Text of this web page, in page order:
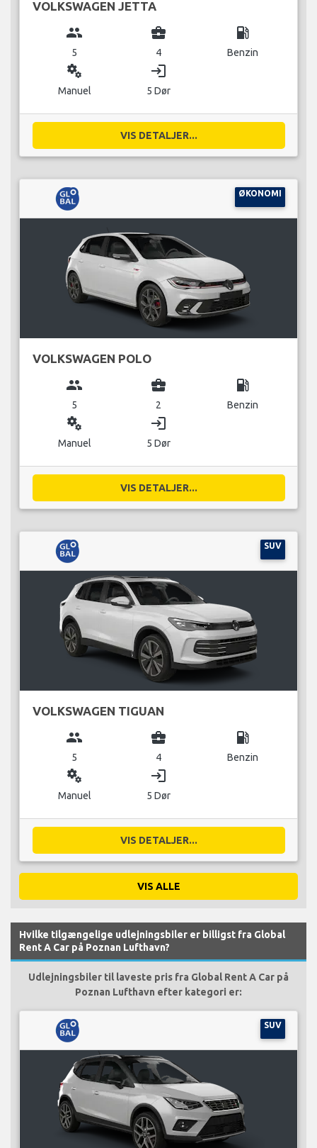
VOLKSWAGEN JETTA
group
5
business_center
4
local_gas_station
Benzin
miscellaneous_services
Manuel
login
5 Dør
VIS DETALJER...
ØKONOMI
VOLKSWAGEN POLO
group
5
business_center
2
local_gas_station
Benzin
miscellaneous_services
Manuel
login
5 Dør
VIS DETALJER...
SUV
VOLKSWAGEN TIGUAN
group
5
business_center
4
local_gas_station
Benzin
miscellaneous_services
Manuel
login
5 Dør
VIS DETALJER...
VIS ALLE
Hvilke tilgængelige udlejningsbiler er billigst fra Global
Rent A Car på Poznan Lufthavn?
Udlejningsbiler til laveste pris fra Global Rent A Car på
Poznan Lufthavn efter kategori er:
SUV